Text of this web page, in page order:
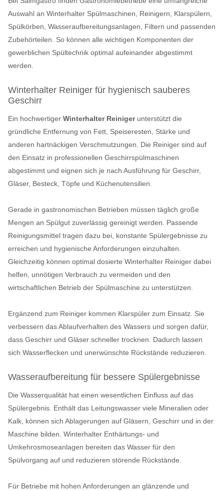
Auswahl an Winterhalter Spülmaschinen, Reinigern, Klarspülern,
Spülkörben, Wasseraufbereitungsanlagen, Filtern und passenden
Zubehörteilen. So können alle wichtigen Komponenten der
gewerblichen Spültechnik optimal aufeinander abgestimmt
werden.
Winterhalter Reiniger für hygienisch sauberes
Geschirr
Ein hochwertiger Winterhalter Reinigerunterstützt die
gründliche Entfernung von Fett, Speiseresten, Stärke und
anderen hartnäckigen Verschmutzungen. Die Reiniger sind auf
den Einsatz in professionellen Geschirrspülmaschinen
abgestimmt und eignen sich je nach Ausführung für Geschirr,
Gläser, Besteck, Töpfe und Küchenutensilien.
Gerade in gastronomischen Betrieben müssen täglich große
Mengen an Spülgut zuverlässig gereinigt werden. Passende
Reinigungsmittel tragen dazu bei, konstante Spülergebnisse zu
erreichen und hygienische Anforderungen einzuhalten.
Gleichzeitig können optimal dosierte Winterhalter Reiniger dabei
helfen, unnötigen Verbrauch zu vermeiden und den
wirtschaftlichen Betrieb der Spülmaschine zu unterstützen.
Ergänzend zum Reiniger kommen Klarspüler zum Einsatz. Sie
verbessern das Ablaufverhalten des Wassers und sorgen dafür,
dass Geschirr und Gläser schneller trocknen. Dadurch lassen
sich Wasserflecken und unerwünschte Rückstände reduzieren.
Wasseraufbereitung für bessere Spülergebnisse
Die Wasserqualität hat einen wesentlichen Einfluss auf das
Spülergebnis. Enthält das Leitungswasser viele Mineralien oder
Kalk, können sich Ablagerungen auf Gläsern, Geschirr und in der
Maschine bilden. Winterhalter Enthärtungs- und
Umkehrosmoseanlagen bereiten das Wasser für den
Spülvorgang auf und reduzieren störende Rückstände.
Für Betriebe mit hohen Anforderungen an glänzende und